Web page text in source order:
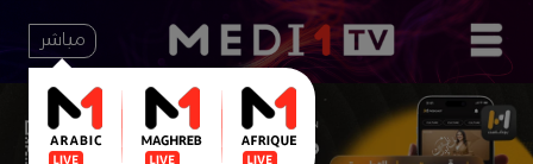
مباشر